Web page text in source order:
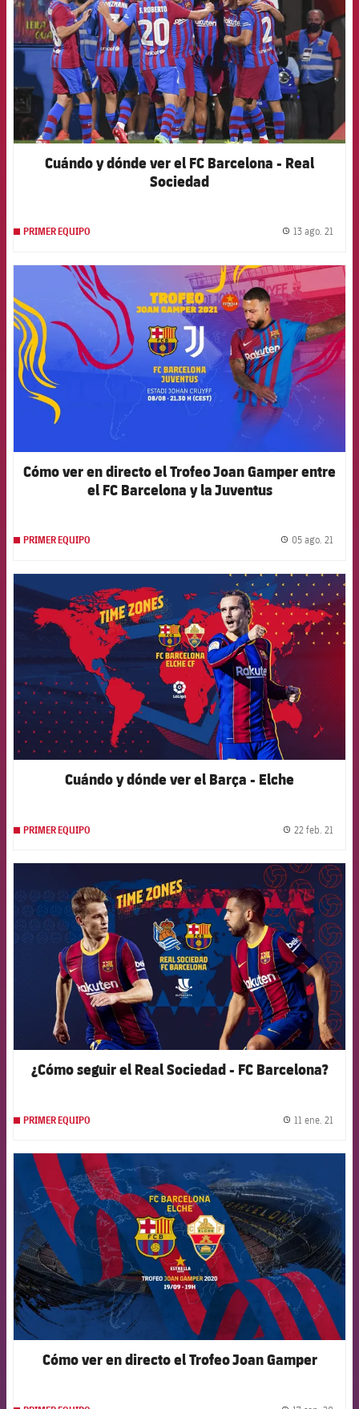
Cuándo y dónde ver el FC Barcelona - Real
Sociedad
PRIMER EQUIPO 13 ago. 21
FCB Barcelona badge
Cómo ver en directo el Trofeo Joan Gamper entre
el FC Barcelona y la Juventus
PRIMER EQUIPO 05 ago. 21
FCB Barcelona badge
Cuándo y dónde ver el Barça - Elche
PRIMER EQUIPO 22 feb. 21
FCB Barcelona badge
¿Cómo seguir el Real Sociedad - FC Barcelona?
PRIMER EQUIPO 11 ene. 21
Cómo ver en directo el Trofeo Joan Gamper